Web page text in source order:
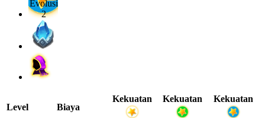
Level Biaya
Kekuatan Kekuatan Kekuatan